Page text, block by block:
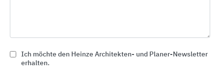
Ich möchte den Heinze Architekten- und Planer-Newsletter
erhalten.